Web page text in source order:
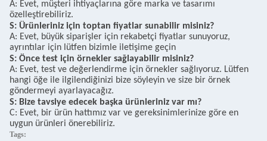
A: Evet, müşteri ihtiyaçlarına göre marka ve tasarımı
özelleştirebiliriz.
S: Ürünleriniz için toptan fiyatlar sunabilir misiniz?
A: Evet, büyük siparişler için rekabetçi fiyatlar sunuyoruz,
ayrıntılar için lütfen bizimle iletişime geçin
S: Önce test için örnekler sağlayabilir misiniz?
A: Evet, test ve değerlendirme için örnekler sağlıyoruz. Lütfen
hangi öğe ile ilgilendiğinizi bize söyleyin ve size bir örnek
göndermeyi ayarlayacağız.
S: Bize tavsiye edecek başka ürünleriniz var mı?
C: Evet, bir ürün hattımız var ve gereksinimlerinize göre en
uygun ürünleri önerebiliriz.
Tags: